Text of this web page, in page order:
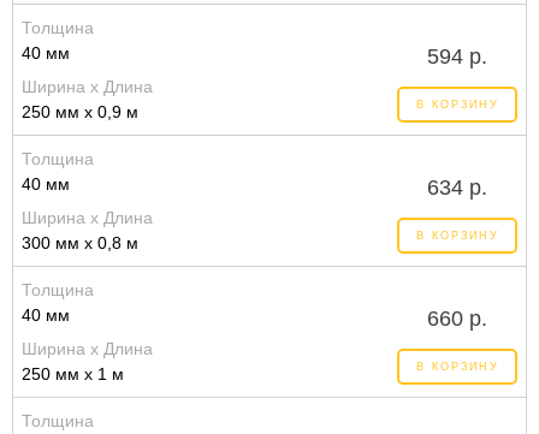
Толщина
40 мм
Ширина x Длина
250 мм x 0,9 м
594 р.
В КОРЗИНУ
Толщина
40 мм
Ширина x Длина
300 мм x 0,8 м
634 р.
В КОРЗИНУ
Толщина
40 мм
Ширина x Длина
250 мм x 1 м
660 р.
В КОРЗИНУ
Толщина